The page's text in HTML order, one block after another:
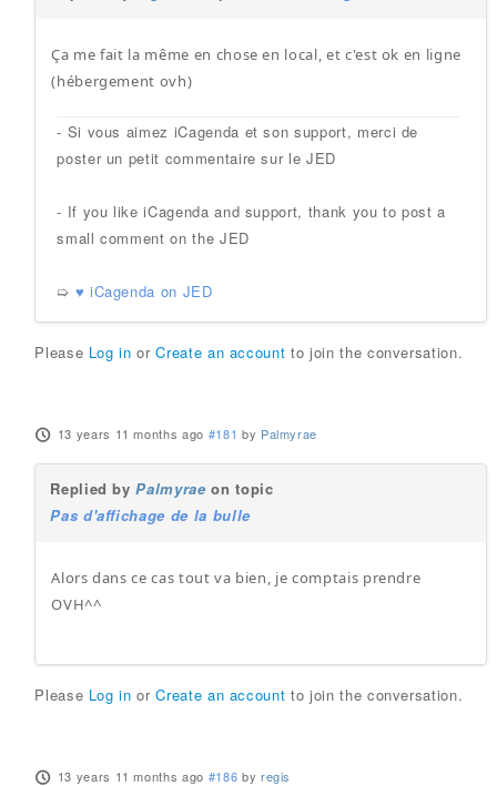
Ça me fait la même en chose en local, et c'est ok en ligne
(hébergement ovh)
- Si vous aimez iCagenda et son support, merci de
poster un petit commentaire sur le JED
- If you like iCagenda and support, thank you to post a
small comment on the JED
➯ ♥ iCagenda on JED
Please Log in orCreate an account to join the conversation.
13 years 11 months ago #181 by Palmyrae
Replied byPalmyrae on topic
Pas d'affichage de la bulle
Alors dans ce cas tout va bien, je comptais prendre
OVH^^
Please Log in orCreate an account to join the conversation.
13 years 11 months ago #186 by regis